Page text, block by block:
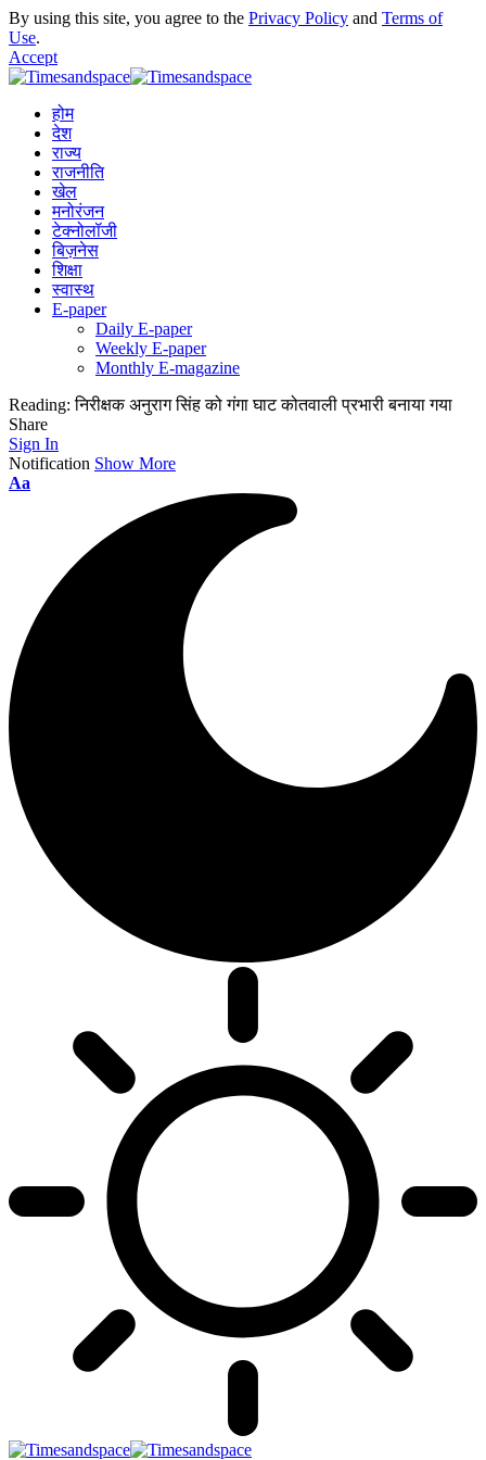
By using this site, you agree to the Privacy Policy and Terms of
Use.
Accept
होम
देश
राज्य
राजनीति
खेल
मनोरंजन
टेक्नोलॉजी
बिज़नेस
शिक्षा
स्वास्थ
E-paper
Daily E-paper
Weekly E-paper
Monthly E-magazine
Reading: निरीक्षक अनुराग सिंह को गंगा घाट कोतवाली प्रभारी बनाया गया
Share
Sign In
Notification Show More
Aa